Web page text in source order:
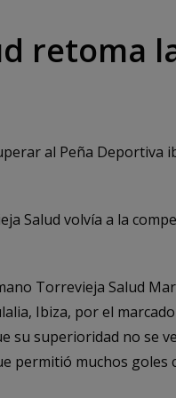
retoma
al Peña Deportiva
Salud volvía a la
Torrevieja Salud
Ibiza, por el
superioridad no se
permitió muchos goles